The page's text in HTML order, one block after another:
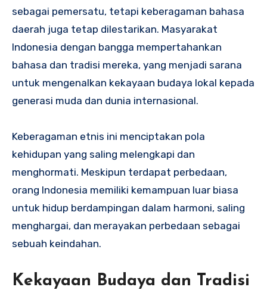
sebagai pemersatu, tetapi keberagaman bahasa
daerah juga tetap dilestarikan. Masyarakat
Indonesia dengan bangga mempertahankan
bahasa dan tradisi mereka, yang menjadi sarana
untuk mengenalkan kekayaan budaya lokal kepada
generasi muda dan dunia internasional.
Keberagaman etnis ini menciptakan pola
kehidupan yang saling melengkapi dan
menghormati. Meskipun terdapat perbedaan,
orang Indonesia memiliki kemampuan luar biasa
untuk hidup berdampingan dalam harmoni, saling
menghargai, dan merayakan perbedaan sebagai
sebuah keindahan.
Kekayaan Budaya dan Tradisi